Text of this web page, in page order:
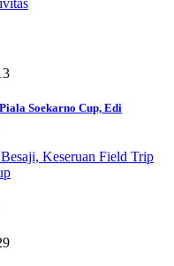
Soekarno Cup, Edi